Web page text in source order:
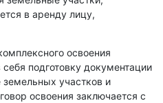
в аренду лицу,
освоения
подготовку документации
земельных участков и
освоения заключается с